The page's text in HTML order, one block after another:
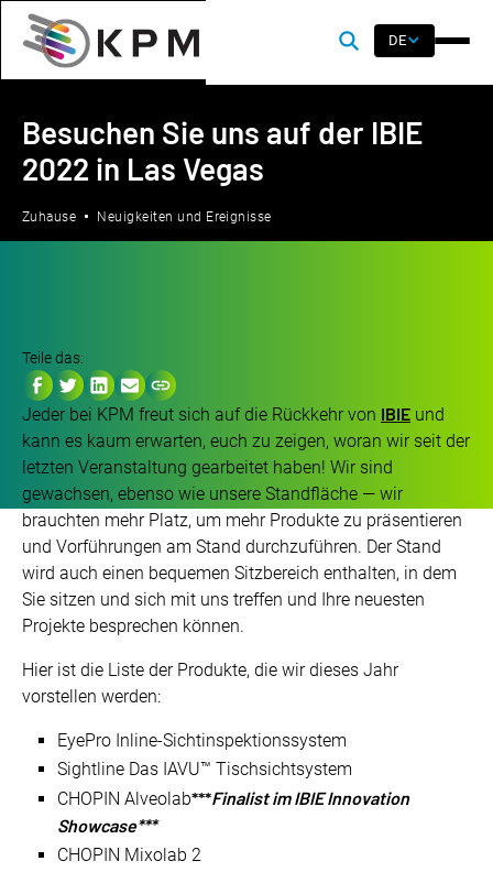
DE
Besuchen Sie uns auf der IBIE
2022 in Las Vegas
Zuhause Neuigkeiten und Ereignisse
Jeder bei KPM freut sich auf die Rückkehr von IBIE und
kann es kaum erwarten, euch zu zeigen, woran wir seit der
letzten Veranstaltung gearbeitet haben! Wir sind
gewachsen, ebenso wie unsere Standfläche — wir
brauchten mehr Platz, um mehr Produkte zu präsentieren
und Vorführungen am Stand durchzuführen. Der Stand
wird auch einen bequemen Sitzbereich enthalten, in dem
Sie sitzen und sich mit uns treffen und Ihre neuesten
Projekte besprechen können.
Hier ist die Liste der Produkte, die wir dieses Jahr
vorstellen werden:
EyePro Inline-Sichtinspektionssystem
Sightline Das IAVU™ Tischsichtsystem
CHOPIN Alveolab***Finalist im IBIE Innovation
Showcase***
CHOPIN Mixolab 2
Teile das: